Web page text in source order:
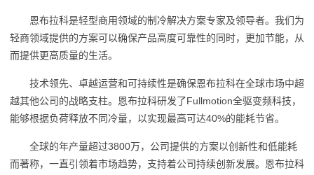
恩布拉科是轻型商用领域的制冷解决方案专家及领导者。我们为
轻商领域提供的方案可以确保产品高度可靠性的同时，更加节能，从
而提供更高质量的生活。
技术领先、卓越运营和可持续性是确保恩布拉科在全球市场中超
越其他公司的战略支柱。恩布拉科研发了Fullmotion全驱变频科技，
能够根据负荷释放不同冷量，以实现最高可达40%的能耗节省。
全球的年产量超过3800万，公司提供的方案以创新性和低能耗
而著称，一直引领着市场趋势，支持着公司持续创新发展。恩布拉科